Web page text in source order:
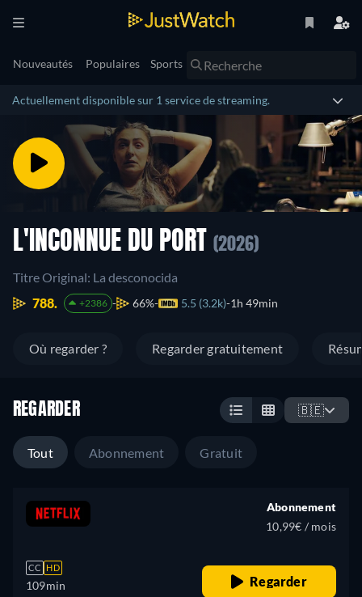
Nouveautés Populaires Sports
Actuellement disponible sur 1 service de streaming.
L'INCONNUE DU PORT (2026)
Titre Original: La desconocida
788.
+2386 66% 5.5 (3.2k) 1h 49min
Où regarder ? Regarder gratuitement
REGARDER 🇧🇪
Tout Abonnement Gratuit
CC HD
109min
Abonnement
10,99€ / mois
Regarder